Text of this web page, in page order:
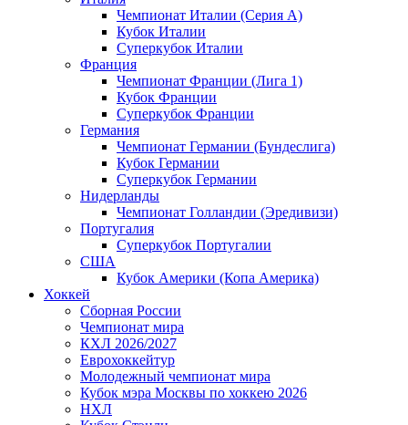
Чемпионат Италии (Серия А)
Кубок Италии
Суперкубок Италии
Франция
Чемпионат Франции (Лига 1)
Кубок Франции
Суперкубок Франции
Германия
Чемпионат Германии (Бундеслига)
Кубок Германии
Суперкубок Германии
Нидерланды
Чемпионат Голландии (Эредивизи)
Португалия
Суперкубок Португалии
США
Кубок Америки (Копа Америка)
Хоккей
Сборная России
Чемпионат мира
КХЛ 2026/2027
Еврохоккейтур
Молодежный чемпионат мира
Кубок мэра Москвы по хоккею 2026
НХЛ